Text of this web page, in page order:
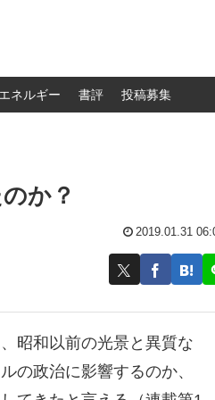
エネルギー 書評 投稿募集
か？
2019.01.31
昭和以前の光景と異質な
の政治に影響するのか、